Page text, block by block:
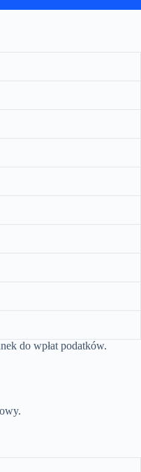
do wpłat podatków.